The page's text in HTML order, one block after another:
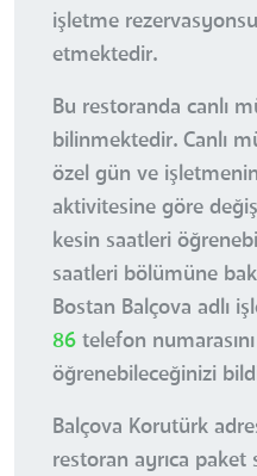
işletme
etmektedir.
Bu restoranda canlı
bilinmektedir. Canlı
özel gün ve
aktivitesine göre
kesin saatleri
saatleri bölümüne
Bostan Balçova adlı
86 telefon
öğrenebileceğinizi
Balçova Korutürk
restoran ayrıca